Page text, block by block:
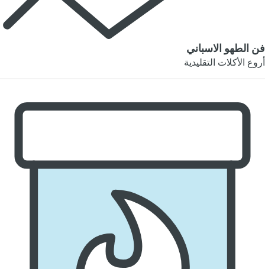
فن الطهو الاسباني
أروع الأكلات التقليدية